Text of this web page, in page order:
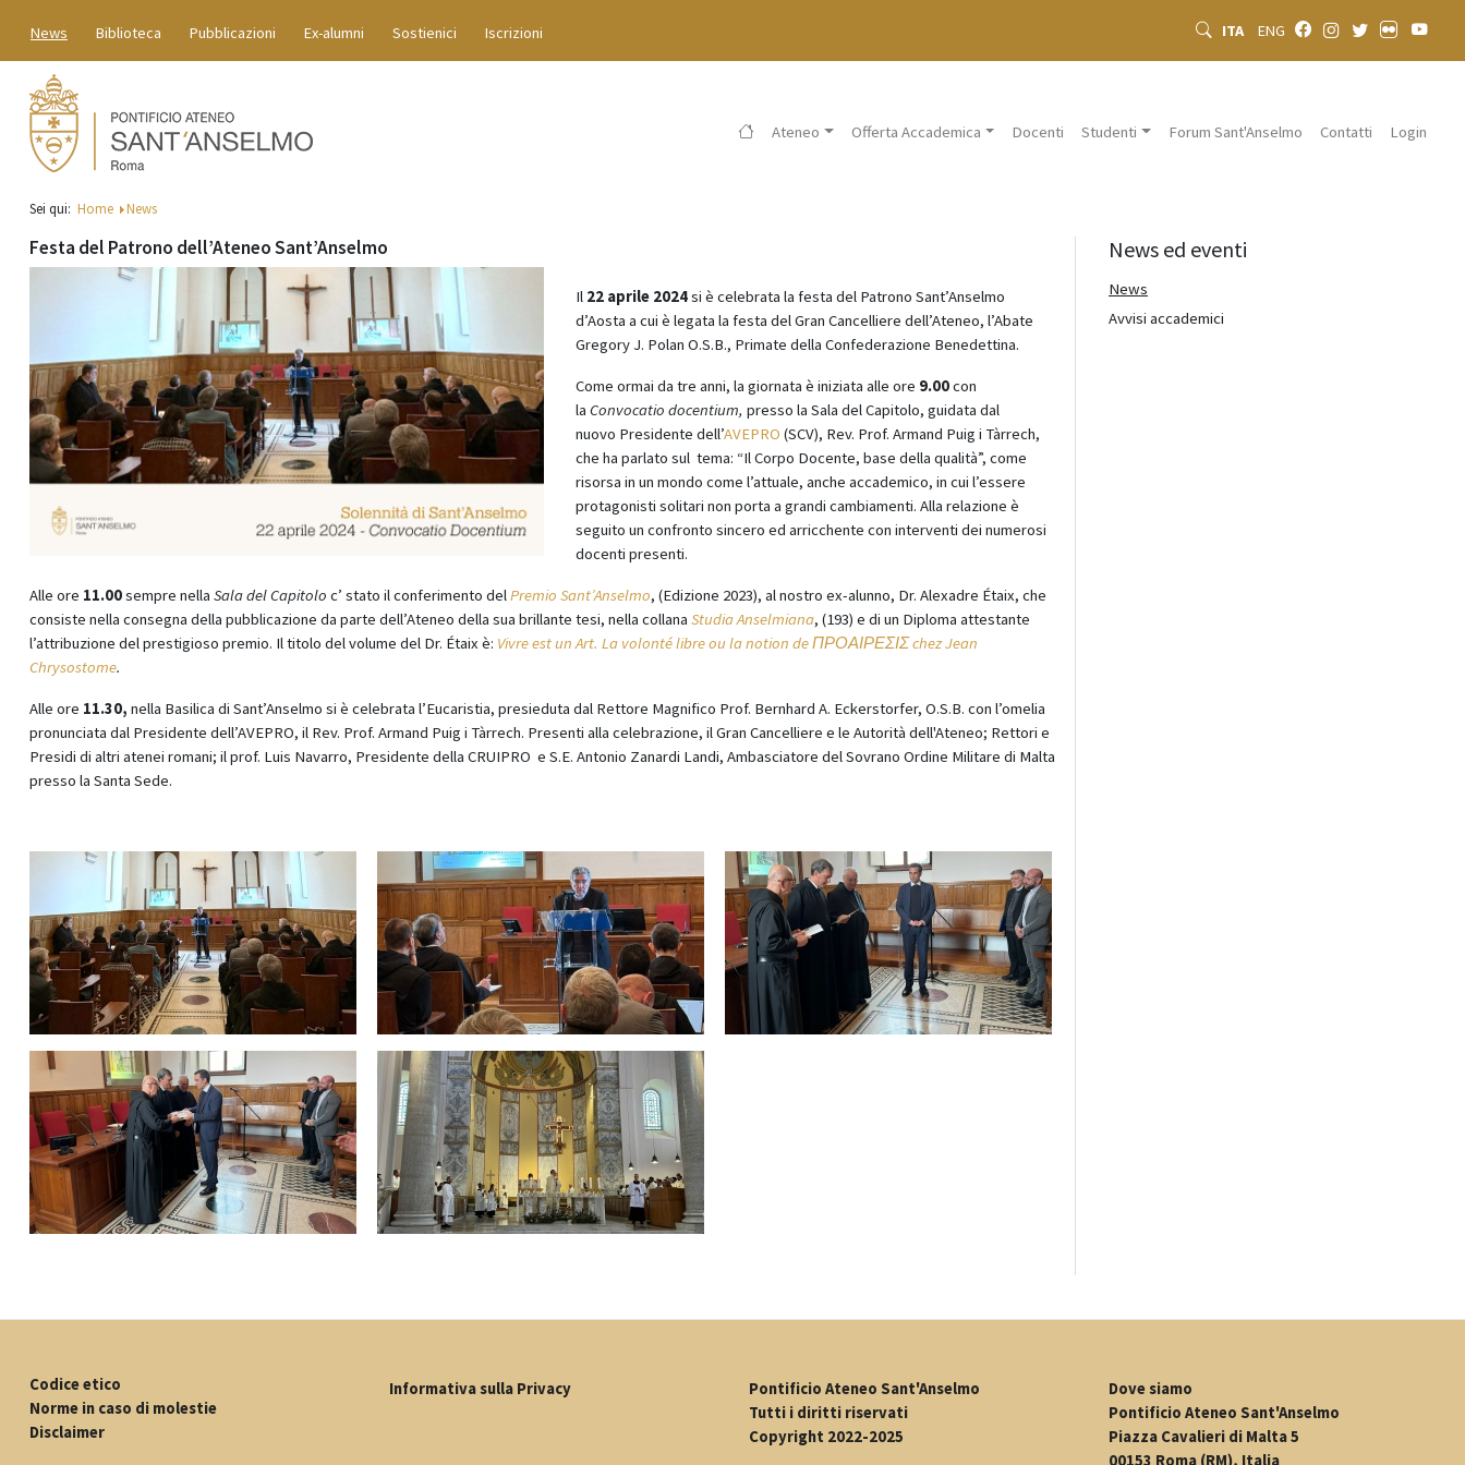
News Biblioteca Pubblicazioni Ex-alumni Sostienici Iscrizioni ITA ENG
Ateneo Offerta Accademica Docenti Studenti Forum Sant'Anselmo Contatti Login
Sei qui: Home News
Festa del Patrono dell’Ateneo Sant’Anselmo
Il22 aprile 2024si è celebrata la festa del Patrono Sant’Anselmo
d’Aosta a cui è legata la festa del Gran Cancelliere dell’Ateneo, l’Abate
Gregory J. Polan O.S.B., Primate della Confederazione Benedettina.
Come ormai da tre anni, la giornata è iniziata alle ore 9.00con
la Convocatio docentium, presso la Sala del Capitolo, guidata dal
nuovo Presidente dell’AVEPRO (SCV), Rev. Prof. Armand Puig i Tàrrech,
che ha parlato sul tema: “Il Corpo Docente, base della qualità”, come
risorsa in un mondo come l’attuale, anche accademico, in cui l’essere
protagonisti solitari non porta a grandi cambiamenti. Alla relazione è
seguito un confronto sincero ed arricchente con interventi dei numerosi
docenti presenti.
Alle ore 11.00sempre nella Sala del Capitolo c’ stato il conferimento delPremio Sant’Anselmo, (Edizione 2023), al nostro ex-alunno, Dr. Alexadre Étaix, che
consiste nella consegna della pubblicazione da parte dell’Ateneo della sua brillante tesi, nella collana Studia Anselmiana, (193) e di un Diploma attestante
l’attribuzione del prestigioso premio. Il titolo del volume del Dr. Étaix è: Vivre est un Art. La volonté libre ou la notion deΠΡΟΑΙΡΕΣΙΣchez Jean
Chrysostome.
Alle ore 11.30, nella Basilica di Sant’Anselmo si è celebrata l’Eucaristia, presieduta dal Rettore Magnifico Prof. Bernhard A. Eckerstorfer, O.S.B. con l’omelia
pronunciata dal Presidente dell’AVEPRO, il Rev. Prof. Armand Puig i Tàrrech. Presenti alla celebrazione, il Gran Cancelliere e le Autorità dell'Ateneo; Rettori e
Presidi di altri atenei romani; il prof. Luis Navarro, Presidente della CRUIPRO e S.E. Antonio Zanardi Landi, Ambasciatore del Sovrano Ordine Militare di Malta
presso la Santa Sede.
News ed eventi
News
Avvisi accademici
Codice etico
Norme in caso di molestie
Disclaimer
Informativa sulla Privacy
Pontificio Ateneo Sant'Anselmo
Tutti i diritti riservati
Copyright 2022-2025
Dove siamo
Pontificio Ateneo Sant'Anselmo
Piazza Cavalieri di Malta 5
00153 Roma (RM), Italia